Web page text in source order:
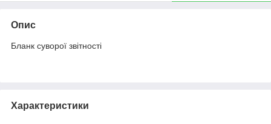
Опис
Бланк суворої звітності
Характеристики